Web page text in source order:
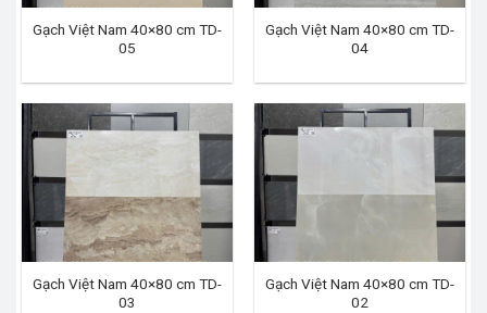
Gạch Việt Nam 40×80 cm TD-
05
Gạch Việt Nam 40×80 cm TD-
04
Gạch Việt Nam 40×80 cm TD-
03
Gạch Việt Nam 40×80 cm TD-
02